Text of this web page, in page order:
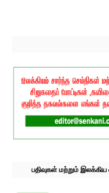
பதிவுகள் மற்றும்